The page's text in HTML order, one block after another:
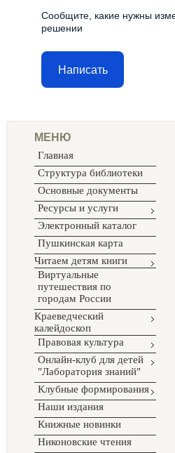
Сообщите, какие нужны
решении
Написать
МЕНЮ
Главная
Структура библиотеки
Основные документы
Ресурсы и услуги
Электронный каталог
Пушкинская карта
Читаем детям книги
Виртуальные
путешествия по
городам России
Краеведческий
калейдоскоп
Правовая культура
Онлайн-клуб для детей
"Лаборатория знаний"
Клубные формирования
Наши издания
Книжные новинки
Никоновские чтения